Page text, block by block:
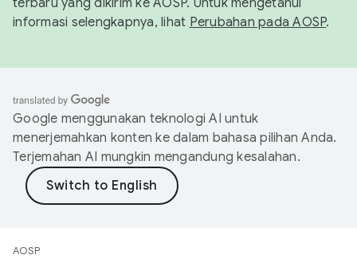
terbaru yang dikirim ke AOSP. Untuk mengetahui
informasi selengkapnya, lihat Perubahan pada AOSP.
Google menggunakan teknologi AI untuk
menerjemahkan konten ke dalam bahasa pilihan Anda.
Terjemahan AI mungkin mengandung kesalahan.
AOSP